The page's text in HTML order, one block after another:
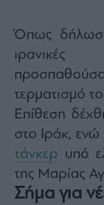
Όπως
τερματισμό
Επίθεση
στο Ιράκ, ενώ
τάνκερ υπό
της Μαρίας
Σήμα για